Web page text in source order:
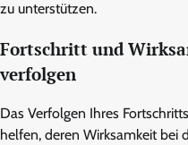
zu unterstützen.
Fortschritt und
verfolgen
Das Verfolgen Ihres
helfen, deren Wirksamkeit bei